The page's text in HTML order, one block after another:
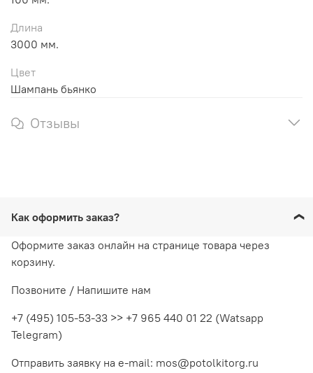
Длина
3000 мм.
Цвет
Шампань бьянко
Отзывы
Как оформить заказ?
Оформите заказ онлайн на странице товара через
корзину.
Позвоните / Напишите нам
+7 (495) 105-53-33 >> +7 965 440 01 22 (Watsapp
Telegram)
Отправить заявку на e-mail: mos@potolkitorg.ru